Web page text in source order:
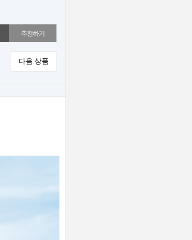
추천하기
다음 상품